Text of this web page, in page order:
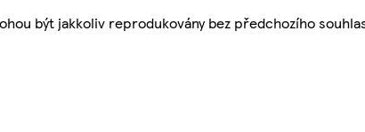
být jakkoliv reprodukovány bez předchozího